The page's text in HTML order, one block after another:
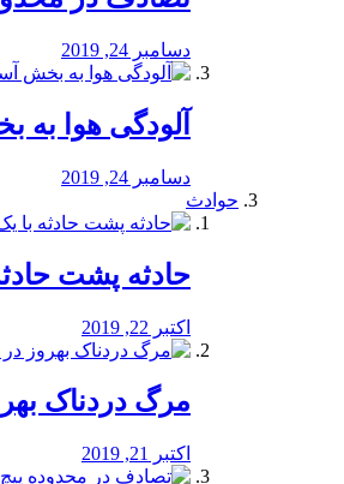
دسامبر 24, 2019
آلودگی هوا
دسامبر 24, 2019
حوادث
️حادثه پشت
اکتبر 22, 2019
مرگ دردناک
اکتبر 21, 2019